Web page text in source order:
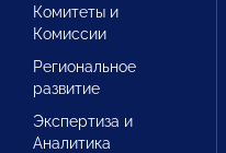
Комитеты и
Комиссии
Региональное
развитие
Экспертиза и
Аналитика